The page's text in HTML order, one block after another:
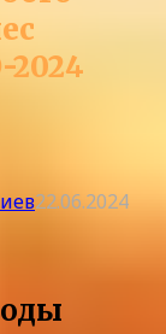
22.06.2024